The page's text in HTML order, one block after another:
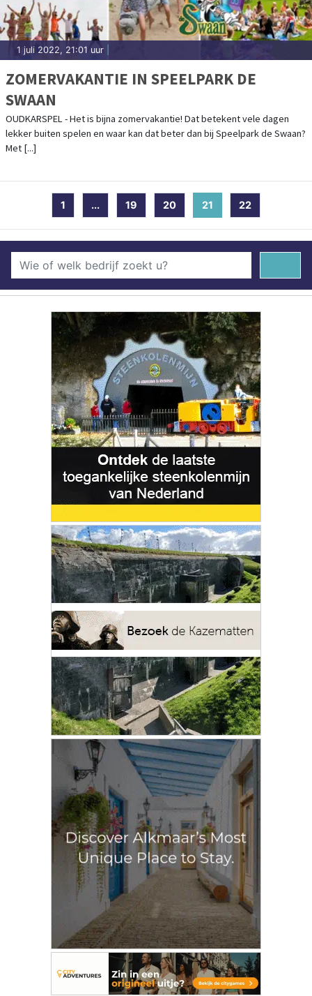
1 juli 2022, 21:01 uur
ZOMERVAKANTIE IN SPEELPARK DE
SWAAN
OUDKARSPEL - Het is bijna zomervakantie! Dat betekent vele dagen
lekker buiten spelen en waar kan dat beter dan bij Speelpark de Swaan?
Met [...]
1 ... 19 20 21 (current)
22